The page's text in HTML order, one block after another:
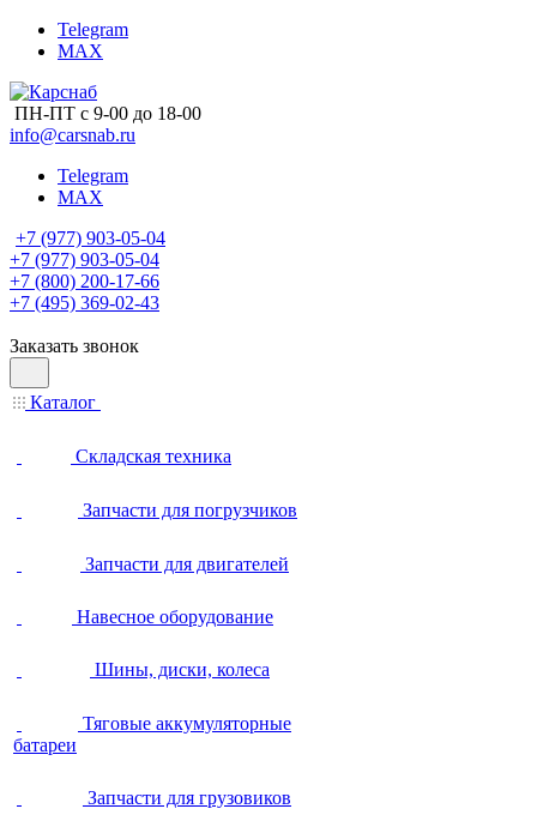
Telegram
MAX
ПН-ПТ с 9-00 до 18-00
info@carsnab.ru
Telegram
MAX
+7 (977) 903-05-04
+7 (977) 903-05-04
+7 (800) 200-17-66
+7 (495) 369-02-43
Заказать звонок
Каталог
Складская техника
Запчасти для погрузчиков
Запчасти для двигателей
Навесное оборудование
Шины, диски, колеса
Тяговые аккумуляторные
батареи
Запчасти для грузовиков